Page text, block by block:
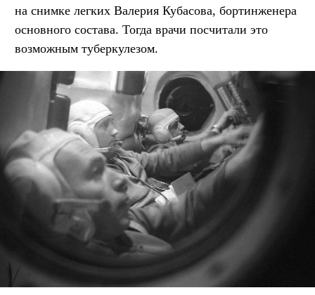
на снимке легких Валерия Кубасова, бортинженера
основного состава. Тогда врачи посчитали это
возможным туберкулезом.